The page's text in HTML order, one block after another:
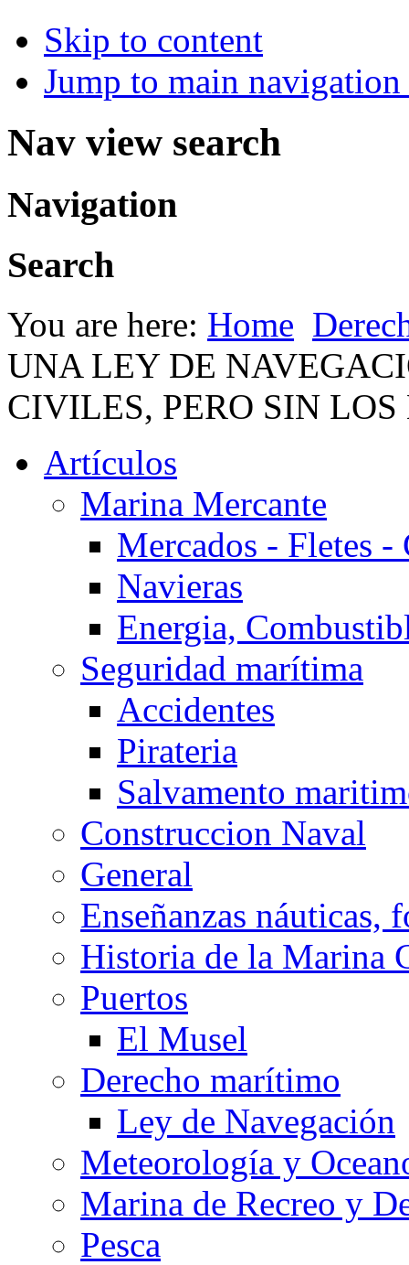
Skip to content
Jump to main
Nav view search
Navigation
Search
You are here: Home
UNA LEY DE
CIVILES, PERO SIN
Artículos
Marina Mercante
Mercados - Fletes -
Navieras
Energia,
Seguridad marítima
Accidentes
Pirateria
Salvamento
Construccion Naval
General
Enseñanzas náuticas,
Historia de la Marina
Puertos
El Musel
Derecho marítimo
Ley de Navegación
Meteorología y
Marina de Recreo y
Pesca